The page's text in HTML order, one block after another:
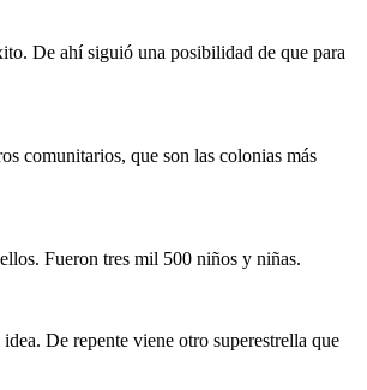
De ahí siguió una posibilidad de que para
comunitarios, que son las colonias más
Fueron tres mil 500 niños y niñas.
De repente viene otro superestrella que